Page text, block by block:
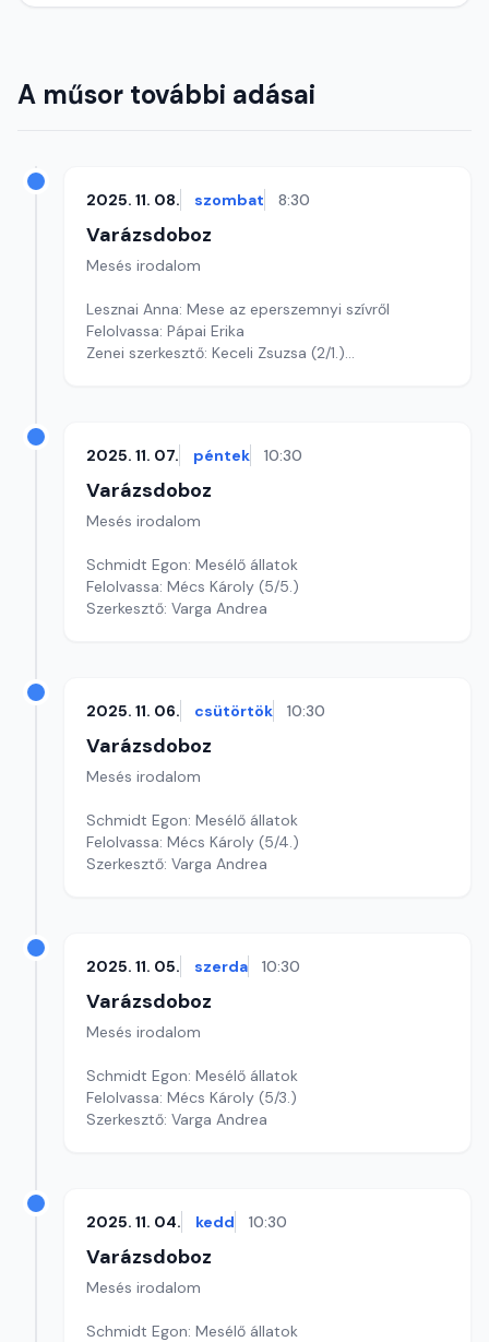
A műsor további adásai
2025. 11. 08. szombat 8:30
Varázsdoboz
Mesés irodalom
Lesznai Anna: Mese az eperszemnyi szívről
Felolvassa: Pápai Erika
Zenei szerkesztő: Keceli Zsuzsa (2/1.)
2025. 11. 07. péntek 10:30
Varázsdoboz
Mesés irodalom
Schmidt Egon: Mesélő állatok
Felolvassa: Mécs Károly (5/5.)
Szerkesztő: Varga Andrea
2025. 11. 06. csütörtök 10:30
Varázsdoboz
Mesés irodalom
Schmidt Egon: Mesélő állatok
Felolvassa: Mécs Károly (5/4.)
Szerkesztő: Varga Andrea
2025. 11. 05. szerda 10:30
Varázsdoboz
Mesés irodalom
Schmidt Egon: Mesélő állatok
Felolvassa: Mécs Károly (5/3.)
Szerkesztő: Varga Andrea
2025. 11. 04. kedd 10:30
Varázsdoboz
Mesés irodalom
Schmidt Egon: Mesélő állatok